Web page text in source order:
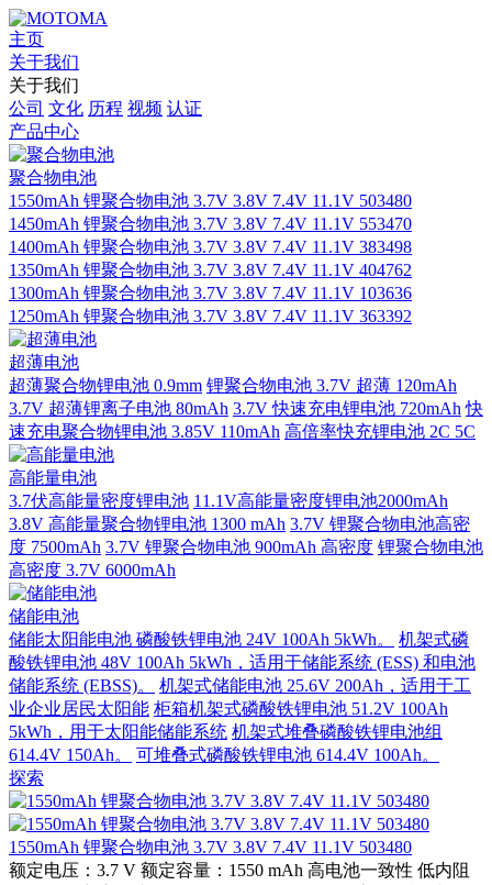
主页
关于我们
关于我们
公司 文化 历程 视频 认证
产品中心
聚合物电池
1550mAh 锂聚合物电池 3.7V 3.8V 7.4V 11.1V 503480
1450mAh 锂聚合物电池 3.7V 3.8V 7.4V 11.1V 553470
1400mAh 锂聚合物电池 3.7V 3.8V 7.4V 11.1V 383498
1350mAh 锂聚合物电池 3.7V 3.8V 7.4V 11.1V 404762
1300mAh 锂聚合物电池 3.7V 3.8V 7.4V 11.1V 103636
1250mAh 锂聚合物电池 3.7V 3.8V 7.4V 11.1V 363392
超薄电池
超薄聚合物锂电池 0.9mm 锂聚合物电池 3.7V 超薄 120mAh
3.7V 超薄锂离子电池 80mAh 3.7V 快速充电锂电池 720mAh 快
速充电聚合物锂电池 3.85V 110mAh 高倍率快充锂电池 2C 5C
高能量电池
3.7伏高能量密度锂电池 11.1V高能量密度锂电池2000mAh
3.8V 高能量聚合物锂电池 1300 mAh 3.7V 锂聚合物电池高密
度 7500mAh 3.7V 锂聚合物电池 900mAh 高密度 锂聚合物电池
高密度 3.7V 6000mAh
储能电池
储能太阳能电池 磷酸铁锂电池 24V 100Ah 5kWh。
机架式磷
酸铁锂电池 48V 100Ah 5kWh，适用于储能系统 (ESS) 和电池
储能系统 (EBSS)。
机架式储能电池 25.6V 200Ah，适用于工
业企业居民太阳能 柜箱机架式磷酸铁锂电池 51.2V 100Ah
5kWh，用于太阳能储能系统 机架式堆叠磷酸铁锂电池组
614.4V 150Ah。
可堆叠式磷酸铁锂电池 614.4V 100Ah。
探索
1550mAh 锂聚合物电池 3.7V 3.8V 7.4V 11.1V 503480
额定电压：3.7 V 额定容量：1550 mAh 高电池一致性 低内阻